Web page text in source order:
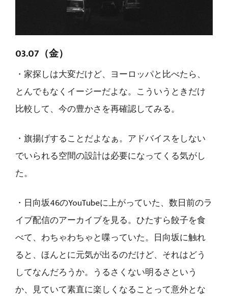
03.07（金）
・家探しは大変だけど、ヨーロッパと比べたら、
とんでもなくイージーだよな。こういうときだけ
比較して、今の豊かさを再確認してみる。
・旗揚げすることだよなぁ。アドバイスをしない
でいられる空間の設計は必要になってくる気がし
た。
・日向坂46のYouTubeに上がっていた、数日前のラ
イブ配信のアーカイブを見る。ひたすら餃子を食
べて、わちゃわちゃと喋っていた。日向坂に触れ
ると、ほんとに元気が出るのだけど、それはどう
してなんだろうか。うるさくない明るさという
か、見ていて素直に楽しくなることって意外とな